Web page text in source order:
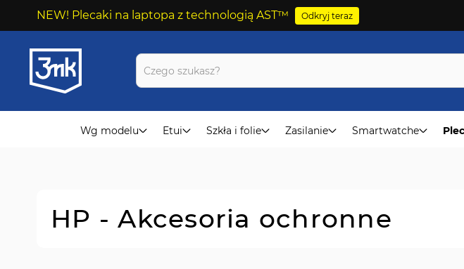
NEW! Plecaki na laptopa z technologią AST™ Odkryj teraz
Przejdź
do
treści
Wg modelu Etui Szkła i folie Zasilanie Smartwatche
HP - Akcesoria ochronne